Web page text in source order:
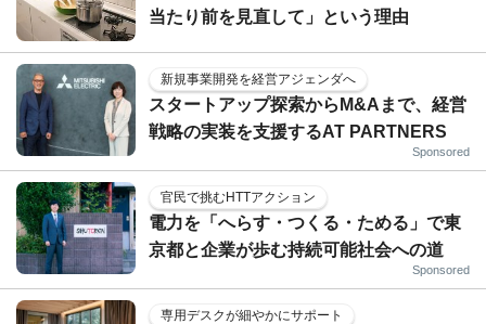
当たり前を見直して」という理由
新規事業開発を経営アジェンダへ
スタートアップ探索からM&Aまで、経営
戦略の実装を支援するAT PARTNERS
Sponsored
官民で挑むHTTアクション
電力を「へらす・つくる・ためる」で東
京都と企業が歩む持続可能社会への道
Sponsored
専用デスクが細やかにサポート